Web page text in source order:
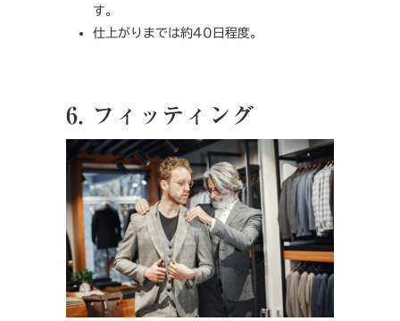
す。
仕上がりまでは約40日程度。
6. フィッティング